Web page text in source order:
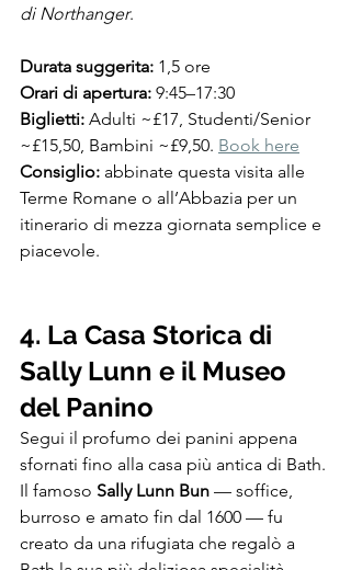
di Northanger.
Durata suggerita: 1,5 ore
Orari di apertura: 9:45–17:30
Biglietti: Adulti ~£17, Studenti/Senior
~£15,50, Bambini ~£9,50. Book here
Consiglio: abbinate questa visita alle
Terme Romane o all’Abbazia per un
itinerario di mezza giornata semplice e
piacevole.
4. La Casa Storica di
Sally Lunn e il Museo
del Panino
Segui il profumo dei panini appena
sfornati fino alla casa più antica di Bath.
Il famoso Sally Lunn Bun — soffice,
burroso e amato fin dal 1600 — fu
creato da una rifugiata che regalò a